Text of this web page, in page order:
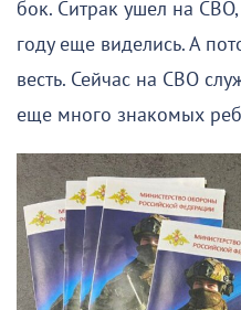
бок. Ситрак ушел на
году еще виделись. А
весть. Сейчас на СВО
еще много знакомых